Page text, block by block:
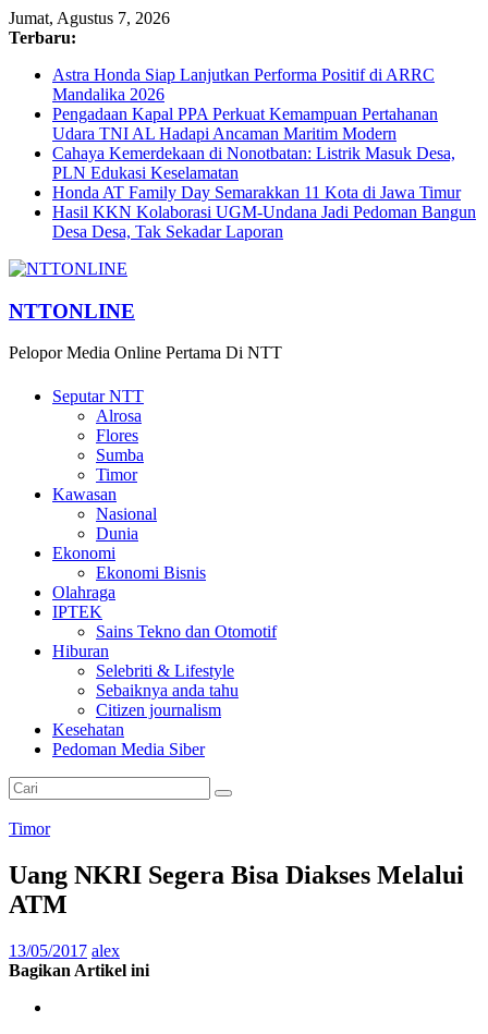
Jumat, Agustus 7, 2026
Terbaru:
Astra Honda Siap Lanjutkan Performa Positif di ARRC
Mandalika 2026
Pengadaan Kapal PPA Perkuat Kemampuan Pertahanan
Udara TNI AL Hadapi Ancaman Maritim Modern
Cahaya Kemerdekaan di Nonotbatan: Listrik Masuk Desa,
PLN Edukasi Keselamatan
Honda AT Family Day Semarakkan 11 Kota di Jawa Timur
Hasil KKN Kolaborasi UGM-Undana Jadi Pedoman Bangun
Desa Desa, Tak Sekadar Laporan
NTTONLINE
Pelopor Media Online Pertama Di NTT
Seputar NTT
Alrosa
Flores
Sumba
Timor
Kawasan
Nasional
Dunia
Ekonomi
Ekonomi Bisnis
Olahraga
IPTEK
Sains Tekno dan Otomotif
Hiburan
Selebriti & Lifestyle
Sebaiknya anda tahu
Citizen journalism
Kesehatan
Pedoman Media Siber
Timor
Uang NKRI Segera Bisa Diakses Melalui
ATM
13/05/2017 alex
Bagikan Artikel ini